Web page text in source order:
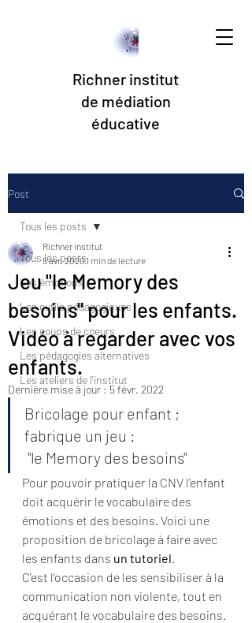
Richner institut
de médiation
éducative
Post
Tous les posts
Les émotions
Les outils pédagogiques
Les coups de coeurs
Les pédagogies alternatives
Les ateliers de l'institut
Tous les posts
Jeu "le Memory des
besoins" pour les enfants.
Vidéo à regarder avec vos
enfants.
Richner institut
5 avr. 20201 min de lecture
Dernière mise à jour : 5 févr. 2022
Bricolage pour enfant ;
fabrique un jeu :
"le Memory des besoins"
Pour pouvoir pratiquer la CNV l'enfant
doit acquérir le vocabulaire des
émotions et des besoins. Voici une
proposition de bricolage à faire avec
les enfants dans un tutoriel.
C'est l'occasion de les sensibiliser à la
communication non violente, tout en
acquérant le vocabulaire des besoins.